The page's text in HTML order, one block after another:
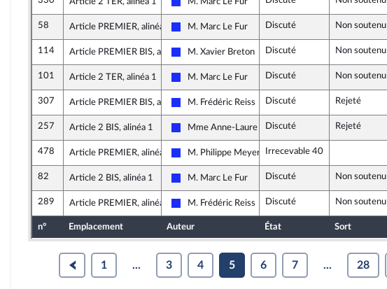
Les Républicains
58 Article PREMIER, alinéa 2
Les Républicains
M. Marc Le Fur Discuté Non soutenu
114 Article PREMIER BIS, alinéa 2
Les Républicains
M. Xavier Breton Discuté Non soutenu
101 Article 2 TER, alinéa 1
Les Républicains
M. Marc Le Fur Discuté Non soutenu
307 Article PREMIER BIS, alinéa 2
Les Républicains
M. Frédéric Reiss Discuté Rejeté
257 Article 2 BIS, alinéa 1
Les Républicains
Mme Anne-Laure BlinDiscuté Rejeté
478 Article PREMIER, alinéa 3
Les Républicains
M. Philippe Meyer Irrecevable 40
82 Article 2 BIS, alinéa 1
Les Républicains
M. Marc Le Fur Discuté Non soutenu
289 Article PREMIER, alinéa 3
Les Républicains
M. Frédéric Reiss Discuté Non soutenu
n° Emplacement Auteur État Sort
1 ... 3 4 5 6 7 ... 28